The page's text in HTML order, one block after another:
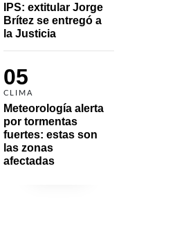
IPS: extitular Jorge
Brítez se entregó a
la Justicia
05
CLIMA
Meteorología alerta
por tormentas
fuertes: estas son
las zonas
afectadas